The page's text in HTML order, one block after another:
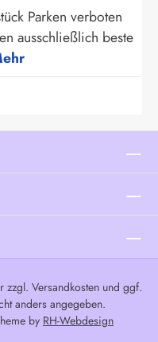
Parken verboten
ausschließlich beste
zzgl. Versandkostenund ggf.
anders angegeben.
by RH-Webdesign